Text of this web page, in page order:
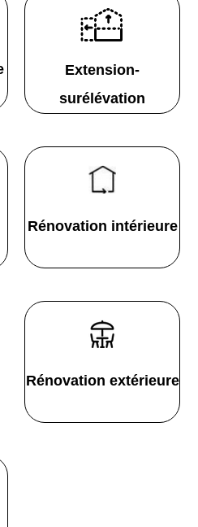
Extension-
surélévation
Rénovation intérieure
Rénovation extérieure